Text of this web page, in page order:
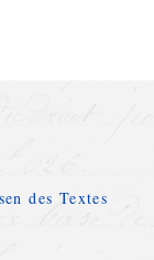
des Textes